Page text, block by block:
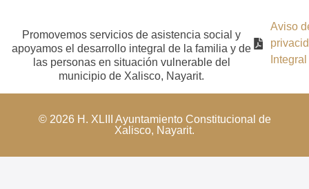
Promovemos servicios de asistencia social y
apoyamos el desarrollo integral de la familia y de
las personas en situación vulnerable del
municipio de Xalisco, Nayarit.
Aviso
Integral
© 2026 H. XLIII Ayuntamiento Constitucional de
Xalisco, Nayarit.